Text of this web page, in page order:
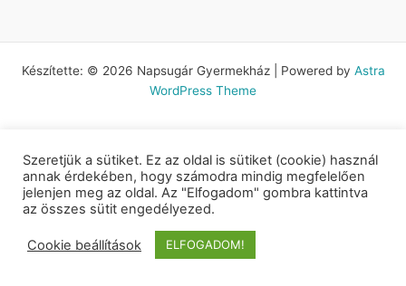
Készítette: © 2026 Napsugár Gyermekház | Powered by Astra
WordPress Theme
Szeretjük a sütiket. Ez az oldal is sütiket (cookie) használ
annak érdekében, hogy számodra mindig megfelelően
jelenjen meg az oldal. Az "Elfogadom" gombra kattintva
az összes sütit engedélyezed.
Cookie beállítások ELFOGADOM!